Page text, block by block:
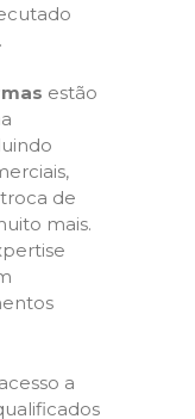
estão
de
mais.
a